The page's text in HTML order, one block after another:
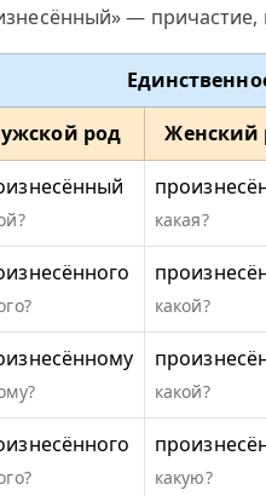
—
род Женский
какая?
какой?
какой?
какую?